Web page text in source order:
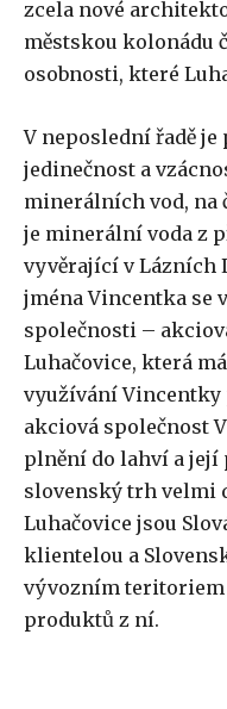
zcela nové
městskou kolonádu
osobnosti, které
V neposlední řadě
jedinečnost a
minerálních vod, na
je minerální voda z
vyvěrající v Lázních
jména Vincentka se
společnosti –
Luhačovice, která
využívání Vincentky
akciová společnost
plnění do lahví a její
slovenský trh velmi
Luhačovice jsou
klientelou a
vývozním
produktů z ní.